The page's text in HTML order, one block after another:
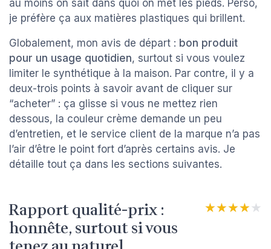
au moins on sait dans quoi on met les pieds. Perso,
je préfère ça aux matières plastiques qui brillent.
Globalement, mon avis de départ : bon produit
pour un usage quotidien, surtout si vous voulez
limiter le synthétique à la maison. Par contre, il y a
deux-trois points à savoir avant de cliquer sur
“acheter” : ça glisse si vous ne mettez rien
dessous, la couleur crème demande un peu
d’entretien, et le service client de la marque n’a pas
l’air d’être le point fort d’après certains avis. Je
détaille tout ça dans les sections suivantes.
Rapport qualité-prix :
honnête, surtout si vous
★★★★★
★★★★★